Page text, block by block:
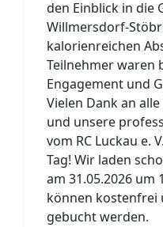
den Einblick in die
Willmersdorf-
kalorienreichen
Teilnehmer waren
Engagement und
Vielen Dank an
und unsere
vom RC Luckau e.
Tag! Wir laden
am 31.05.2026 um
können kostenfrei
gebucht werden.